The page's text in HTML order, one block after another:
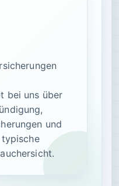
bei uns über
und